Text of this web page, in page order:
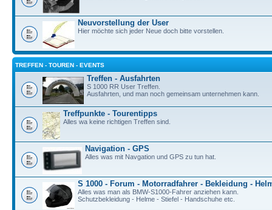
Neuvorstellung der User
Hier möchte sich jeder Neue doch bitte vorstellen.
TREFFEN - TOUREN - EVENTS
Treffen - Ausfahrten
S 1000 RR User Treffen.
Ausfahrten, und man noch gemeinsam unternehmen kann.
Treffpunkte - Tourentipps
Alles wa keine richtigen Treffen sind.
Navigation - GPS
Alles was mit Navgation und GPS zu tun hat.
S 1000 - Forum - Motorradfahrer - Bekleidung -
Alles was man als BMW-S1000-Fahrer anziehen kann.
Schutzbekleidung - Helme - Stiefel - Handschuhe etc.